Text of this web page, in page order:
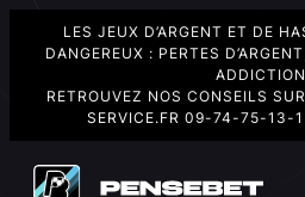
LES JEUX D’ARGENT ET DE
DANGEREUX : PERTES
RETROUVEZ NOS CONSEILS SUR
SERVICE.FR 09-74-75-13-